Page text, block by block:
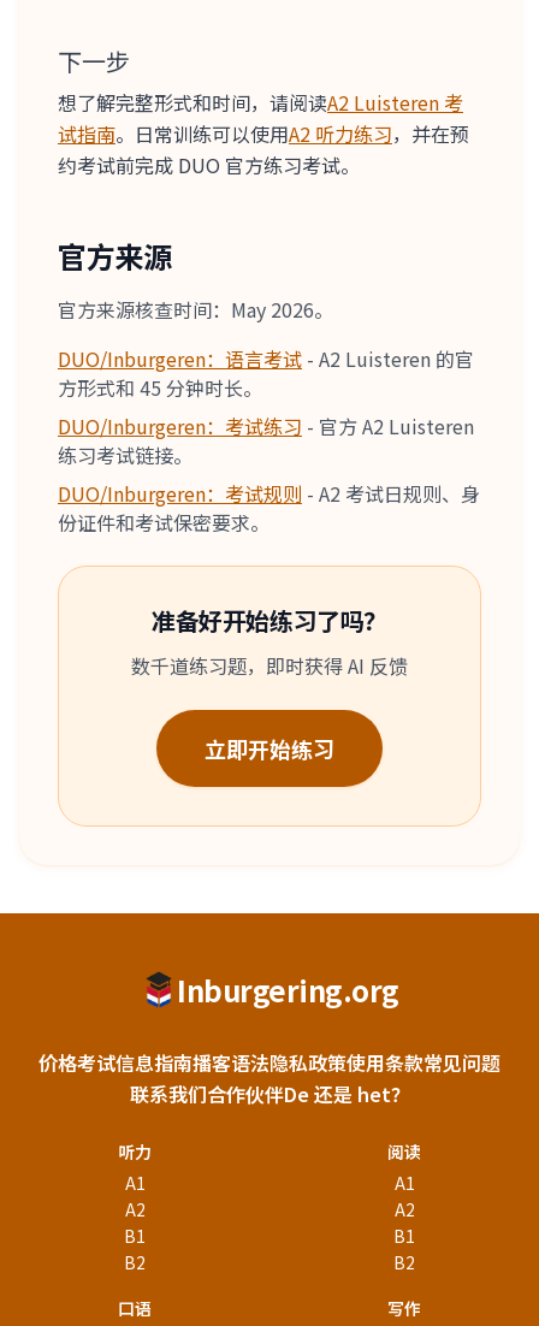
下一步
想了解完整形式和时间，请阅读A2 Luisteren 考
试指南。日常训练可以使用A2 听力练习，并在预
约考试前完成 DUO 官方练习考试。
官方来源
官方来源核查时间：May 2026。
DUO/Inburgeren：语言考试 - A2 Luisteren 的官
方形式和 45 分钟时长。
DUO/Inburgeren：考试练习 - 官方 A2 Luisteren
练习考试链接。
DUO/Inburgeren：考试规则 - A2 考试日规则、身
份证件和考试保密要求。
准备好开始练习了吗？
数千道练习题，即时获得 AI 反馈
立即开始练习
Inburgering.org
价格考试信息指南播客语法隐私政策使用条款常见问题
联系我们合作伙伴De 还是 het？
听力
A1
A2
B1
B2
阅读
A1
A2
B1
B2
口语
写作